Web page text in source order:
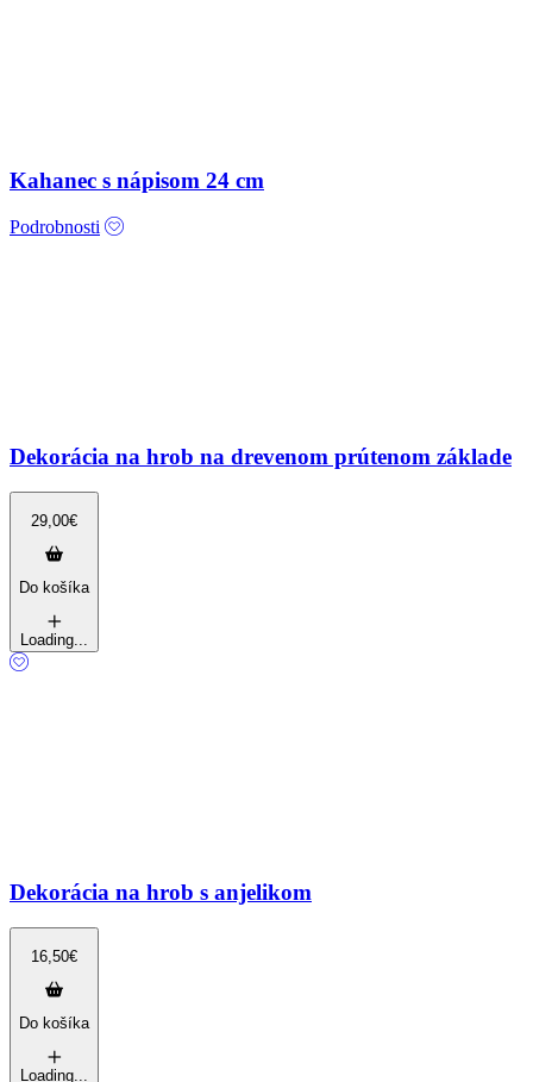
Kahanec s nápisom 24 cm
Podrobnosti
Dekorácia na hrob na drevenom prútenom základe
29,00€
Do košíka
Loading...
Dekorácia na hrob s anjelikom
16,50€
Do košíka
Loading...